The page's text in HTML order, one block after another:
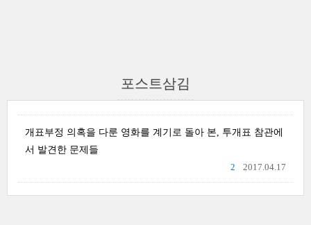
포스트삼김
개표부정 의혹을 다룬 영화를 계기로 돌아 본, 투개표 참관에
서 발견한 문제들
2017.04.17
2